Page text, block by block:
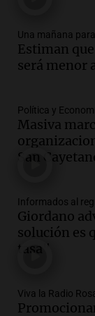
Una
Episodios
todos
Una
Episodios
Audio.
Una
Episodios
Una mañana
Estiman
será menor
Política y
Masiva
San
Informados al
Giordano
solución es
tasa"
Viva la Radio